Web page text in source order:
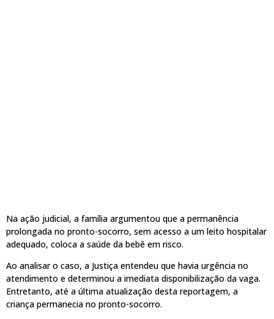
Na ação judicial, a família argumentou que a permanência
prolongada no pronto-socorro, sem acesso a um leito hospitalar
adequado, coloca a saúde da bebê em risco.
Ao analisar o caso, a Justiça entendeu que havia urgência no
atendimento e determinou a imediata disponibilização da vaga.
Entretanto, até a última atualização desta reportagem, a
criança permanecia no pronto-socorro.